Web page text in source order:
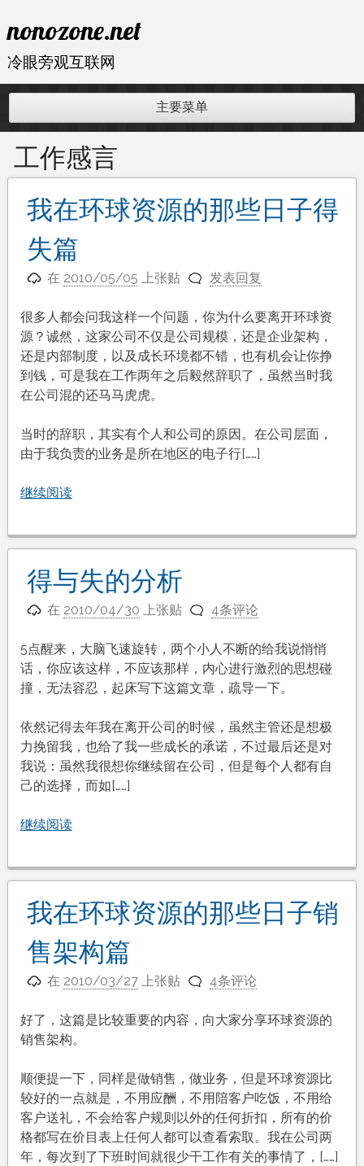
至
内
nonozone.net
冷眼旁观互联网
主要菜单
工作感言
我在环球资源的那些日子得
失篇
在 2010/05/05 上张贴 发表回复
很多人都会问我这样一个问题，你为什么要离开环球资
源？诚然，这家公司不仅是公司规模，还是企业架构，
还是内部制度，以及成长环境都不错，也有机会让你挣
到钱，可是我在工作两年之后毅然辞职了，虽然当时我
在公司混的还马马虎虎。
当时的辞职，其实有个人和公司的原因。在公司层面，
由于我负责的业务是所在地区的电子行[……]
继续阅读
得与失的分析
在 2010/04/30 上张贴 4条评论
5点醒来，大脑飞速旋转，两个小人不断的给我说悄悄
话，你应该这样，不应该那样，内心进行激烈的思想碰
撞，无法容忍，起床写下这篇文章，疏导一下。
依然记得去年我在离开公司的时候，虽然主管还是想极
力挽留我，也给了我一些成长的承诺，不过最后还是对
我说：虽然我很想你继续留在公司，但是每个人都有自
己的选择，而如[……]
继续阅读
我在环球资源的那些日子销
售架构篇
在 2010/03/27 上张贴 4条评论
好了，这篇是比较重要的内容，向大家分享环球资源的
销售架构。
顺便提一下，同样是做销售，做业务，但是环球资源比
较好的一点就是，不用应酬，不用陪客户吃饭，不用给
客户送礼，不会给客户规则以外的任何折扣，所有的价
格都写在价目表上任何人都可以查看索取。我在公司两
年，每次到了下班时间就很少干工作有关的事情了，[……]